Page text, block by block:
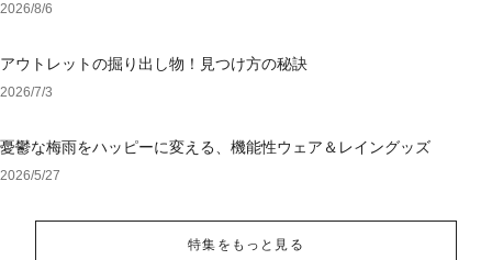
2026/8/6
アウトレットの掘り出し物！見つけ方の秘訣
2026/7/3
憂鬱な梅雨をハッピーに変える、機能性ウェア＆レイングッズ
2026/5/27
特集をもっと見る